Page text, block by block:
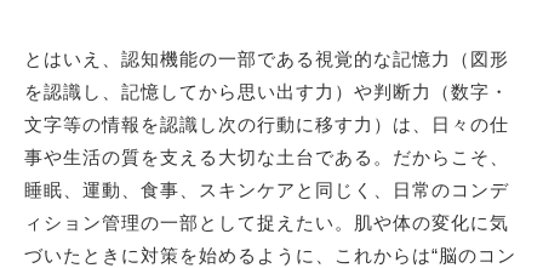
とはいえ、認知機能の一部である視覚的な記憶力（図形
を認識し、記憶してから思い出す力）や判断力（数字・
文字等の情報を認識し次の行動に移す力）は、日々の仕
事や生活の質を支える大切な土台である。だからこそ、
睡眠、運動、食事、スキンケアと同じく、日常のコンデ
ィション管理の一部として捉えたい。肌や体の変化に気
づいたときに対策を始めるように、これからは“脳のコン